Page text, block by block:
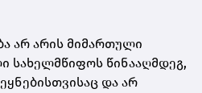
არ არის მიმართული
სახელმწიფოს წინააღმდეგ,
და არ